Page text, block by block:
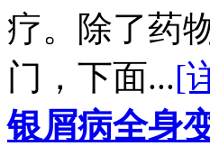
疗。除了药
门，下面...[
银屑病全身